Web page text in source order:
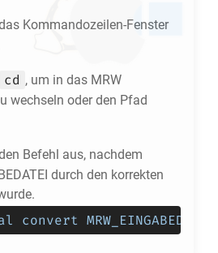
Kommandozeilen-Fenster
cd , um in das MRW
wechseln oder den Pfad
Befehl aus, nachdem
durch den korrekten
convert